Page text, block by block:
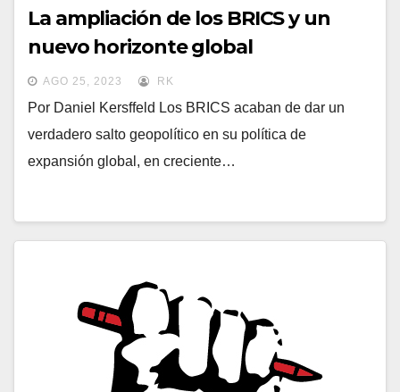
La ampliación de los BRICS y un
nuevo horizonte global
AGO 25, 2023 RK
Por Daniel Kersffeld Los BRICS acaban de dar un
verdadero salto geopolítico en su política de
expansión global, en creciente…